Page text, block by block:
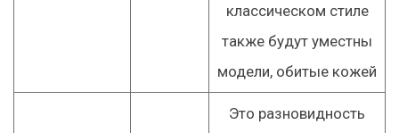
классическом стиле
также будут уместны
модели, обитые кожей
Это разновидность